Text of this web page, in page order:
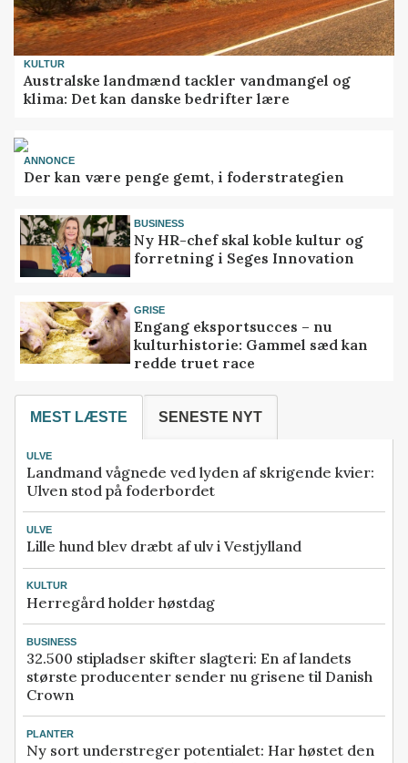
KULTUR
Australske landmænd tackler vandmangel og
klima: Det kan danske bedrifter lære
ANNONCE
Der kan være penge gemt, i foderstrategien
BUSINESS
Ny HR-chef skal koble kultur og
forretning i Seges Innovation
GRISE
Engang eksportsucces – nu
kulturhistorie: Gammel sæd kan
redde truet race
MEST LÆSTE SENESTE NYT
ULVE
Landmand vågnede ved lyden af skrigende kvier:
Ulven stod på foderbordet
ULVE
Lille hund blev dræbt af ulv i Vestjylland
KULTUR
Herregård holder høstdag
BUSINESS
32.500 stipladser skifter slagteri: En af landets
største producenter sender nu grisene til Danish
Crown
PLANTER
Ny sort understreger potentialet: Har høstet den